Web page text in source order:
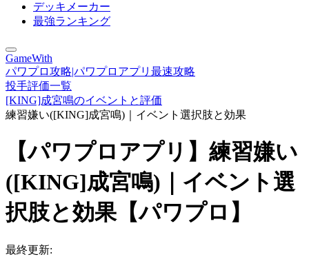
デッキメーカー
最強ランキング
GameWith
パワプロ攻略|パワプロアプリ最速攻略
投手評価一覧
[KING]成宮鳴のイベントと評価
練習嫌い([KING]成宮鳴)｜イベント選択肢と効果
【パワプロアプリ】練習嫌い
([KING]成宮鳴)｜イベント選
択肢と効果【パワプロ】
最終更新: